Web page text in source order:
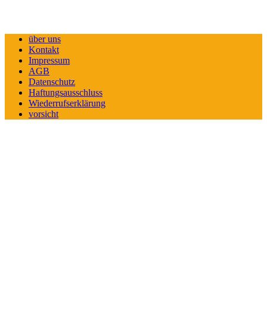
über uns
Kontakt
Impressum
AGB
Datenschutz
Haftungsausschluss
Wiederrufserklärung
vorsicht